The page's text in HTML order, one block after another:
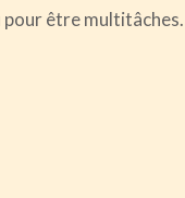
pour être multitâches.